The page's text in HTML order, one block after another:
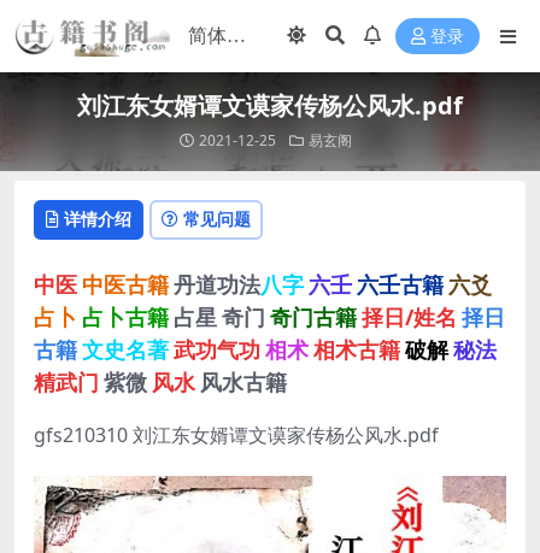
登录
刘江东女婿谭文谟家传杨公风水.pdf
2021-12-25 易玄阁
详情介绍 常见问题
中医 中医古籍丹道功法八字 六壬 六壬古籍 六爻
占卜 占卜古籍 占星 奇门 奇门古籍择日/姓名 择日
古籍文史名著武功气功 相术相术古籍破解秘法
精武门 紫微 风水 风水古籍
gfs210310 刘江东女婿谭文谟家传杨公风水.pdf